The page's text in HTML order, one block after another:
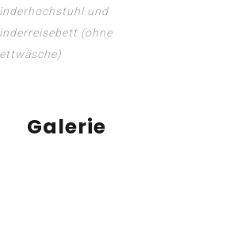
und
(ohne
Galerie